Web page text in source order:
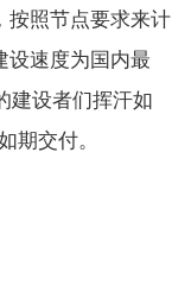
照节点要求来计
设速度为国内最
建设者们挥汗如
交付。